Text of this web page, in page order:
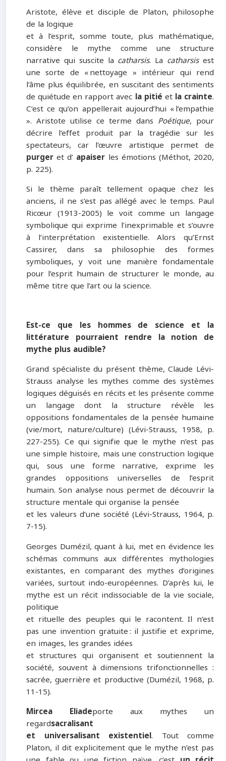
Aristote, élève et disciple de Platon, philosophe
de la logique
et à l’esprit, somme toute, plus mathématique,
considère le mythe comme une structure
narrative qui suscite la catharsis. La catharsisest
une sorte de « nettoyage » intérieur qui rend
l’âme plus équilibrée, en suscitant des sentiments
de quiétude en rapport avec la pitié et la crainte.
C’est ce qu’on appellerait aujourd’hui « l’empathie
». Aristote utilise ce terme dans Poétique, pour
décrire l’effet produit par la tragédie sur les
spectateurs, car l’œuvre artistique permet de
purger et d’ apaiser les émotions (Méthot, 2020,
p. 225).
Si le thème paraît tellement opaque chez les
anciens, il ne s’est pas allégé avec le temps. Paul
Ricœur (1913-2005) le voit comme un langage
symbolique qui exprime l’inexprimable et s’ouvre
à l’interprétation existentielle. Alors qu’Ernst
Cassirer, dans sa philosophie des formes
symboliques, y voit une manière fondamentale
pour l’esprit humain de structurer le monde, au
même titre que l’art ou la science.
Est-ce que les hommes de science et la
littérature pourraient rendre la notion de
mythe plus audible?
Grand spécialiste du présent thème, Claude Lévi-
Strauss analyse les mythes comme des systèmes
logiques déguisés en récits et les présente comme
un langage dont la structure révèle les
oppositions fondamentales de la pensée humaine
(vie/mort, nature/culture) (Lévi-Strauss, 1958, p.
227-255). Ce qui signifie que le mythe n’est pas
une simple histoire, mais une construction logique
qui, sous une forme narrative, exprime les
grandes oppositions universelles de l’esprit
humain. Son analyse nous permet de découvrir la
structure mentale qui organise la pensée
et les valeurs d’une société (Lévi-Strauss, 1964, p.
7-15).
Georges Dumézil, quant à lui, met en évidence les
schémas communs aux différentes mythologies
existantes, en comparant des mythes d’origines
variées, surtout indo-européennes. D’après lui, le
mythe est un récit indissociable de la vie sociale,
politique
et rituelle des peuples qui le racontent. Il n’est
pas une invention gratuite : il justifie et exprime,
en images, les grandes idées
et structures qui organisent et soutiennent la
société, souvent à dimensions trifonctionnelles :
sacrée, guerrière et productive (Dumézil, 1968, p.
11-15).
Mircea Eliadeporte aux mythes un
regardsacralisant
et universalisant existentiel. Tout comme
Platon, il dit explicitement que le mythe n’est pas